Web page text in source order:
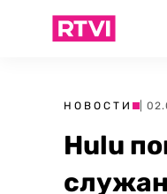
НОВОСТИ |
Hulu